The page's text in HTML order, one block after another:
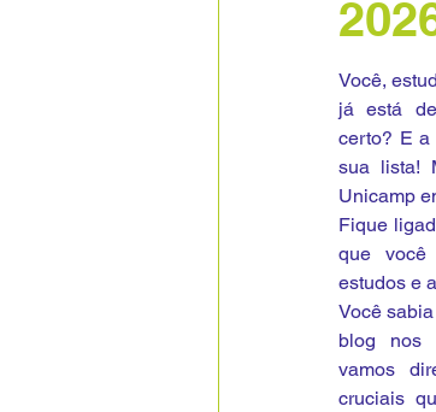
Você,
já está
certo? E a
sua lista!
Unicamp
Fique
que você
estudos e
Você
blog nos
vamos
cruciais